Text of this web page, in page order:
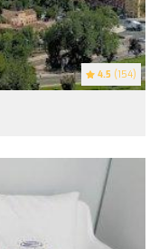
4.5 (154)